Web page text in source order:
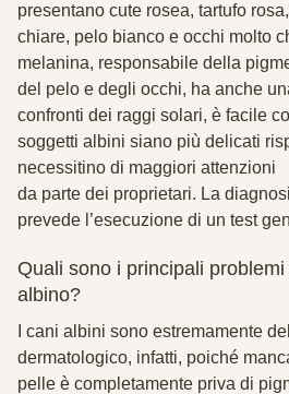
presentano cute rosea, tartufo
chiare, pelo bianco e occhi molto
melanina, responsabile della
del pelo e degli occhi, ha anche
confronti dei raggi solari, è facile
soggetti albini siano più delicati
necessitino di maggiori attenzioni
da parte dei proprietari. La
prevede l’esecuzione di un test
Quali sono i principali
albino?
I cani albini sono estremamente
dermatologico, infatti, poiché
pelle è completamente priva di